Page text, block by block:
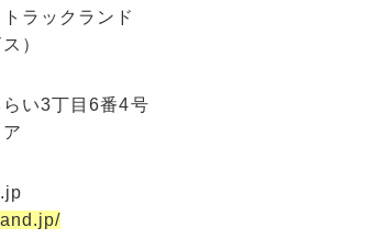
ラックランド
）
い3丁目6番4号